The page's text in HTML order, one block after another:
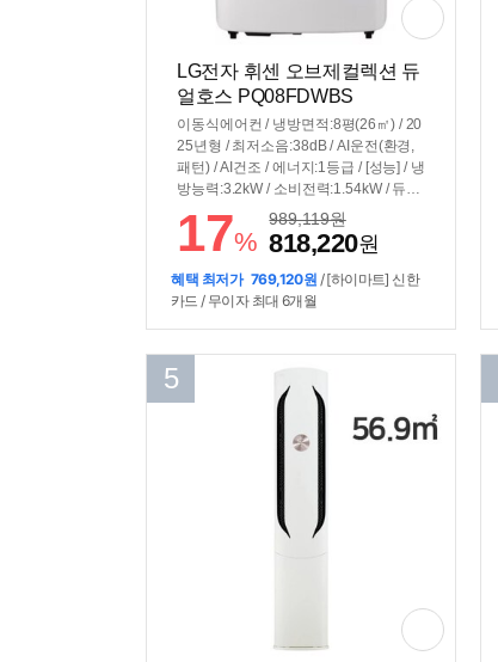
LG전자 휘센 오브제컬렉션 듀
얼호스 PQ08FDWBS
이동식에어컨 / 냉방면적:8평(26㎡) / 20
25년형 / 최저소음:38dB / AI운전(환경,
패턴) / AI건조 / 에너지:1등급 / [성능] / 냉
방능력:3.2kW / 소비전력:1.54kW / 듀얼
인버터 / [편의] / 기능업데이트 / 자기진
단 / 배기덕트(포함) / 자가증발 / 스마트
폰제어 / [규격] / 무게:30kg / 설치높이: 8
9~252cm / 크기(가로x세로x깊이): 493x
773x496mm
17%
989,119원
818,220원
혜택 최저가 769,120원 / [하이마트] 신한
카드 / 무이자 최대 6개월
5